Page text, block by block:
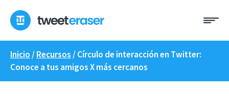
contenido
Inicio /Recursos /Círculo de interacción en Twitter:
Conoce a tus amigos X más cercanos